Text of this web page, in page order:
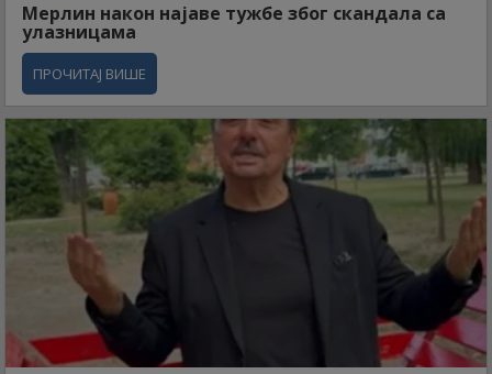
Мерлин након најаве тужбе због скандала са
улазницама
ПРОЧИТАЈ ВИШЕ